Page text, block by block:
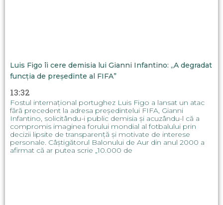
Luis Figo îi cere demisia lui Gianni Infantino: „A degradat
funcția de președinte al FIFA”
13:32
Fostul internațional portughez Luis Figo a lansat un atac
fără precedent la adresa președintelui FIFA, Gianni
Infantino, solicitându-i public demisia și acuzându-l că a
compromis imaginea forului mondial al fotbalului prin
decizii lipsite de transparență și motivate de interese
personale. Câștigătorul Balonului de Aur din anul 2000 a
afirmat că ar putea scrie „10.000 de